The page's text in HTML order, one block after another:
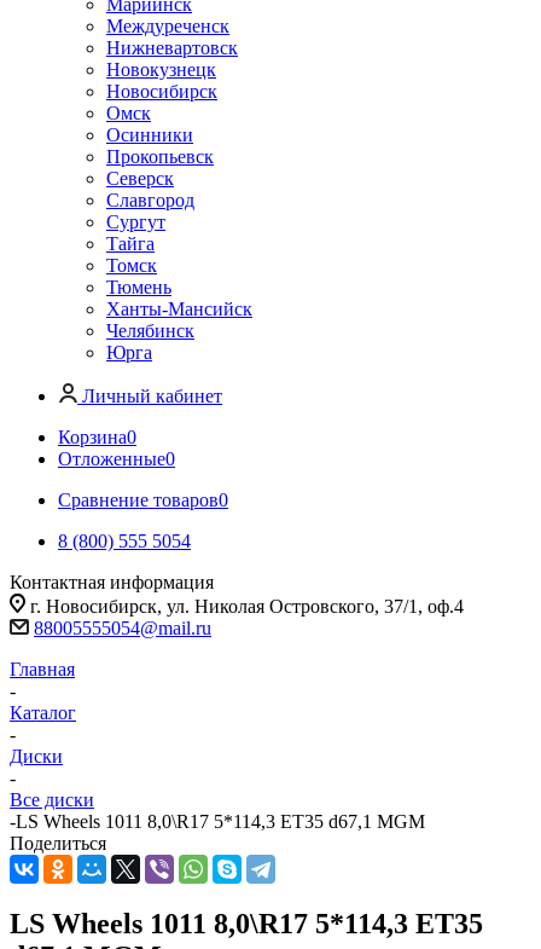
Мариинск
Междуреченск
Нижневартовск
Новокузнецк
Новосибирск
Омск
Осинники
Прокопьевск
Северск
Славгород
Сургут
Тайга
Томск
Тюмень
Ханты-Мансийск
Челябинск
Юрга
Личный кабинет
Корзина0
Отложенные0
Сравнение товаров0
8 (800) 555 5054
Контактная информация
г. Новосибирск, ул. Николая Островского, 37/1, оф.4
88005555054@mail.ru
Главная
-
Каталог
-
Диски
-
Все диски
-LS Wheels 1011 8,0\R17 5*114,3 ET35 d67,1 MGM
Поделиться
LS Wheels 1011 8,0\R17 5*114,3 ET35